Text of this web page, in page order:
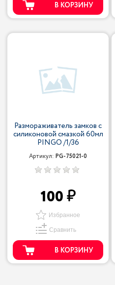
В КОРЗИНУ
Размораживатель замков с
силиконовой смазкой 60мл
PINGO /1/36
Артикул: PG-75021-0
100
Избранное
Сравнить
В КОРЗИНУ